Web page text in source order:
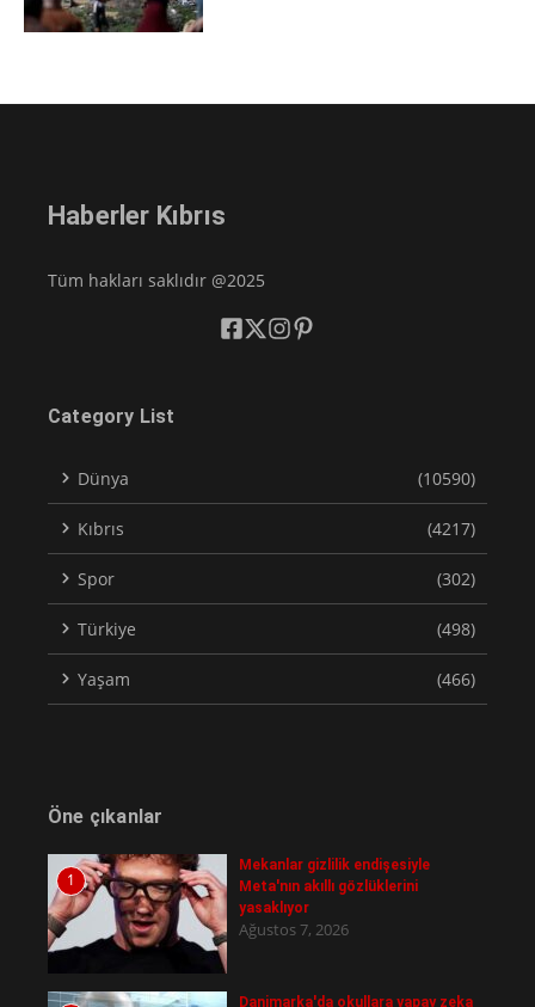
Haberler Kıbrıs
Tüm hakları saklıdır @2025
Category List
Dünya (10590)
Kıbrıs (4217)
Spor (302)
Türkiye (498)
Yaşam (466)
Öne çıkanlar
1
Mekanlar gizlilik endişesiyle
Meta'nın akıllı gözlüklerini
yasaklıyor
Ağustos 7, 2026
Danimarka'da okullara yapay zeka